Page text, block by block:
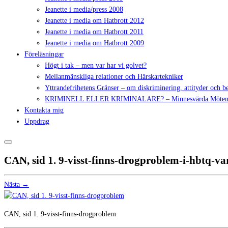
Jeanette i media/press 2008
Jeanette i media om Hatbrott 2012
Jeanette i media om Hatbrott 2011
Jeanette i media om Hatbrott 2009
Föreläsningar
Högt i tak – men var har vi golvet?
Mellanmänskliga relationer och Härskartekniker
Yttrandefrihetens Gränser – om diskriminering, attityder och
KRIMINELL ELLER KRIMINALARE? – Minnesvärda
Kontakta mig
Uppdrag
CAN, sid 1. 9-visst-finns-drogproblem-i-hbtq-
Nästa →
CAN, sid 1. 9-visst-finns-drogproblem